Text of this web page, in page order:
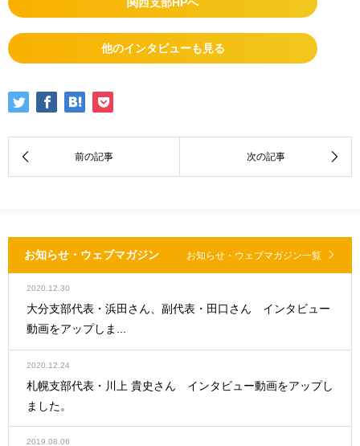
他のインタビューも見る
お知らせ・ウェブマガジン お知らせ・ウェブマガジン一覧
2020.12.30
大分支部代表・浜田さん、副代表・田口さん インタビュー
動画をアップしま...
2020.12.24
札幌支部代表・川上 貴史さん インタビュー動画をアップし
ました。
2019.08.06